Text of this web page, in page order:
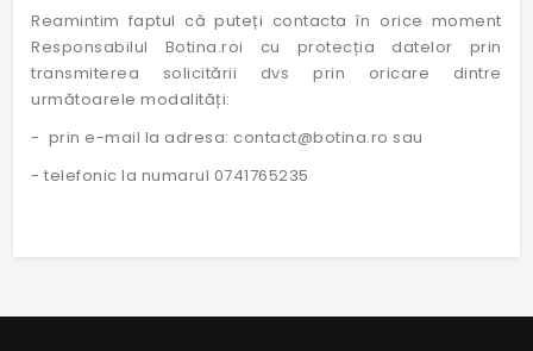
Reamintim faptul că puteți contacta în orice moment
Responsabilul Botina.roi cu protecția datelor prin
transmiterea solicitării dvs prin oricare dintre
următoarele modalități:
- prin e-mail la adresa: contact@botina.ro sau
- telefonic la numarul 0741765235